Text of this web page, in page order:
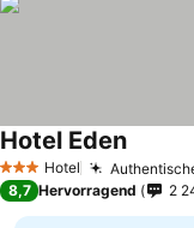
3 SterneHotel
Hotel EdenPreise
8,7 Hervorragend 2